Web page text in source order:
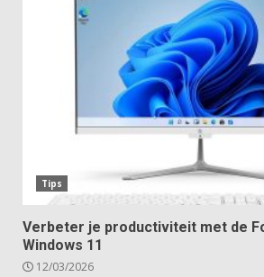
Tips
Verbeter je productiviteit met de
Windows 11
12/03/2026